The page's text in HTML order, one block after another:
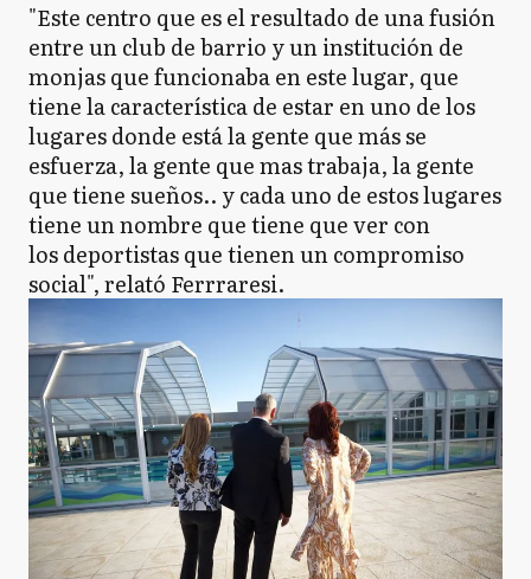
"Este centro que es el resultado de una fusión
entre un club de barrio y un institución de
monjas que funcionaba en este lugar, que
tiene la característica de estar en uno de los
lugares donde está la gente que más se
esfuerza, la gente que mas trabaja, la gente
que tiene sueños.. y cada uno de estos lugares
tiene un nombre que tiene que ver con
los deportistas que tienen un compromiso
social", relató Ferrraresi.